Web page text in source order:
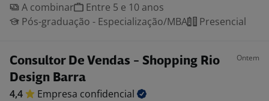
A combinar
Entre 5 e 10 anos
Pós-graduação - Especialização/MBA
Presencial
Consultor De Vendas - Shopping Rio
Design Barra
Ontem
4,4 Empresa confidencial